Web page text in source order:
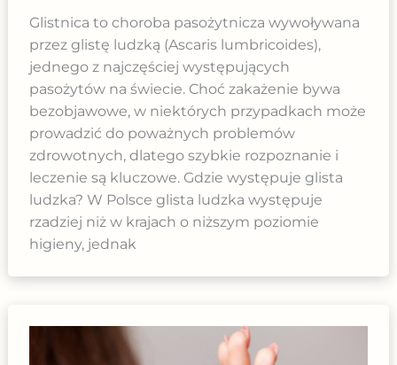
Glistnica to choroba pasożytnicza wywoływana
przez glistę ludzką (Ascaris lumbricoides),
jednego z najczęściej występujących
pasożytów na świecie. Choć zakażenie bywa
bezobjawowe, w niektórych przypadkach może
prowadzić do poważnych problemów
zdrowotnych, dlatego szybkie rozpoznanie i
leczenie są kluczowe. Gdzie występuje glista
ludzka? W Polsce glista ludzka występuje
rzadziej niż w krajach o niższym poziomie
higieny, jednak